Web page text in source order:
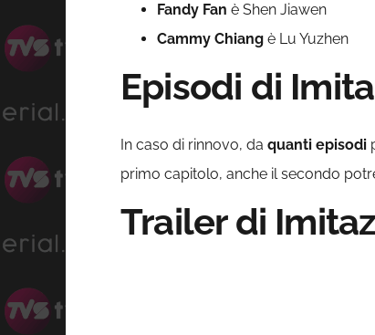
Fandy Fan è Shen Jiawen
Cammy Chiang è Lu Yuzhen
Episodi di
In caso di rinnovo, da quanti episodi
primo capitolo, anche il secondo
Trailer di